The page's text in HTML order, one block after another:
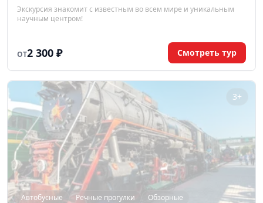
Экскурсия знакомит с известным во всем мире и уникальным
научным центром!
ОТ2 300 ₽ Смотреть тур
3+
Автобусные Речные прогулки Обзорные